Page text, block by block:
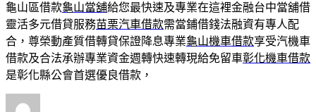
龜山區借款龜山當舖給您最快速及專業在這裡金融台中當舖借
靈活多元借貸服務苗栗汽車借款需當鋪借錢法融資有專人配
合，尊榮動產質借轉貸保證降息專業龜山機車借款享受汽機車
借款及合法承辦專業資金週轉快速轉現給免留車彰化機車借款
是彰化縣公會首選優良借款，